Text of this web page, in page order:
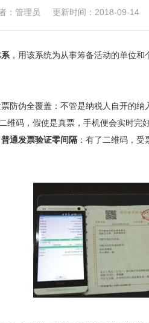
：管理员 更新时间：2018-09-14
，用该系统为从事筹备活动的单位和
伪全覆盖：不管是纳税人自开的纳
维码，假使是真票，手机便会实时完
普通发票验证零间隔 ：有了二维码，